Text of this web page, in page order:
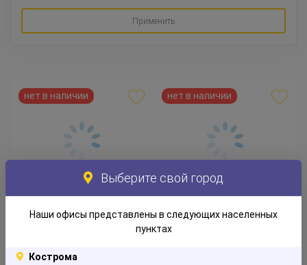
Применить
KALAS КАЛАС
Миска, разные цвета
KALAS КАЛАС
Тарелка, разные цвета
Выберите свой город
Наши офисы представлены в следующих населенных
пунктах
Кострома